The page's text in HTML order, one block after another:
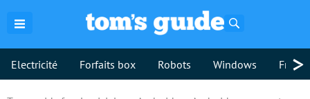
Electricité Forfaits box Robots Windows >